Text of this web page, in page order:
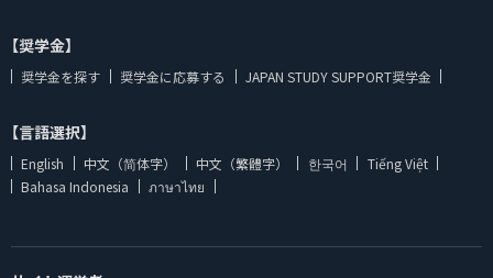
【奨学金】
奨学金を探す 奨学金に応募する JAPAN STUDY SUPPORT奨学金
【言語選択】
English 中文（简体字） 中文（繁體字） 한국어
Tiếng Việt
Bahasa Indonesia
ภาษาไทย